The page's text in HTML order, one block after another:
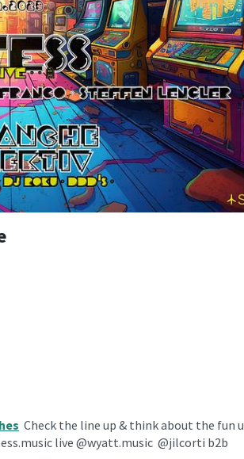
Check the line up & think about the fun u
live @wyatt.music @jilcorti b2b